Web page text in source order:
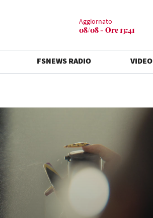
Aggiornato
08/08 - Ore 13:41
FSNEWS RADIO VIDEO